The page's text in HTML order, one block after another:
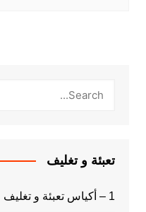
تعبئة و تغليف
1 – أكياس تعبئة و تغليف